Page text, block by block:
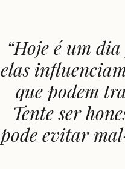
“Hoje é um dia
elas
que podem
Tente ser
pode evitar